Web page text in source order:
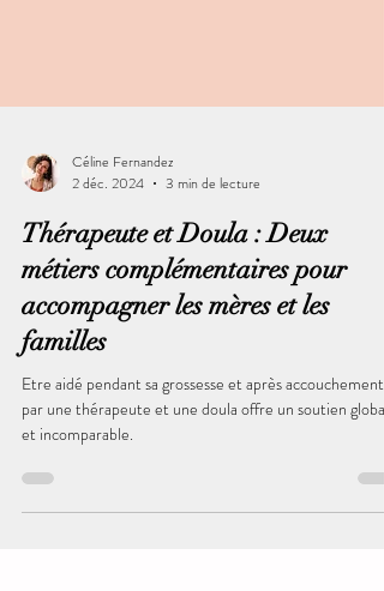
Céline Fernandez
2 déc. 2024
3 min de lecture
Thérapeute et Doula : Deux
métiers complémentaires pour
accompagner les mères et les
familles
par une thérapeute et une doula offre un soutien global
et incomparable.